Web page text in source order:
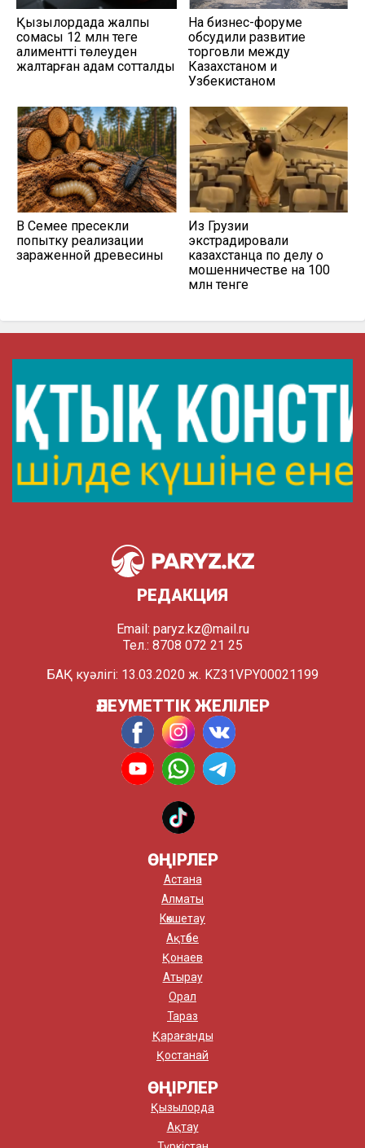
Қызылордада жалпы
сомасы 12 млн теңге
алиментті төлеуден
жалтарған адам сотталды
На бизнес-форуме
обсудили развитие
торговли между
Казахстаном и
Узбекистаном
В Семее пресекли
попытку реализации
зараженной древесины
Из Грузии
экстрадировали
казахстанца по делу о
мошенничестве на 100
млн тенге
РЕДАКЦИЯ
Email: paryz.kz@mail.ru
Тел.: 8708 072 21 25
БАҚ куәлігі: 13.03.2020 ж. KZ31VPY00021199
ӘЛЕУМЕТТІК ЖЕЛІЛЕР
ӨҢІРЛЕР
Астана
Алматы
Көкшетау
Ақтөбе
Қонаев
Атырау
Орал
Тараз
Қарағанды
Қостанай
ӨҢІРЛЕР
Қызылорда
Ақтау